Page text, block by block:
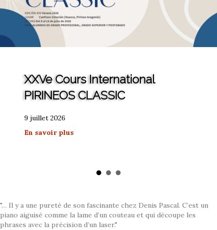
XXVe Cours International
PIRINEOS CLASSIC
9 juillet 2026
En savoir plusabout XXVe Cours International PIRINEOS
"… Il y a une pureté de son fascinante chez Denis Pascal. C’est un
piano aiguisé comme la lame d’un couteau et qui découpe les
phrases avec la précision d’un laser."